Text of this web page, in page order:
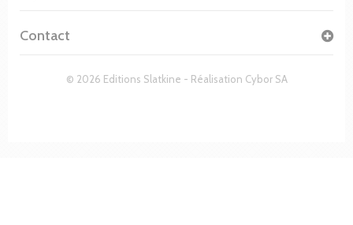
© 2026 Editions Slatkine - Réalisation Cybor SA
Contact